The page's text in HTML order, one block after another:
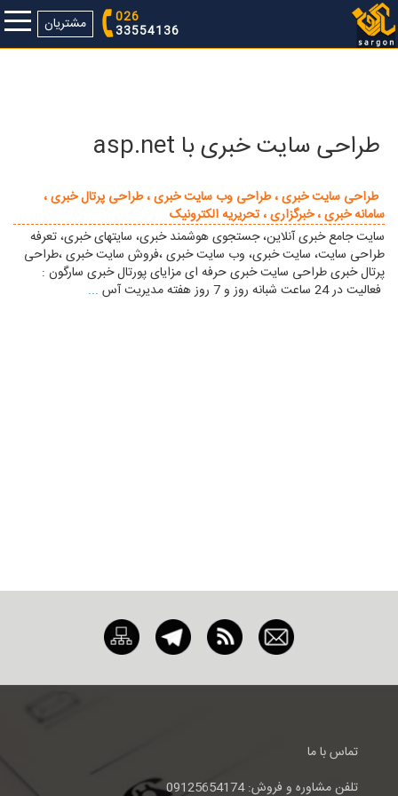
مشتریان 026
33554136
طراحی سایت خبری با asp.net
طراحی سایت خبری ، طراحی وب سایت خبری ، طراحی پرتال خبری ،
سامانه خبری ، خبرگزاری ، تحريريه الکترونيک
سایت جامع خبری آنلاین، جستجوی هوشمند خبری، سایتهای خبری، تعرفه
طراحی سایت، سایت خبری، وب سایت خبری ،فروش سایت خبری ،طراحی
پرتال خبری طراحی سایت خبری حرفه ای مزایای پورتال خبری سارگون :
فعالیت در 24 ساعت شبانه روز و 7 روز هفته مدیریت آس
...
تماس با ما
تلفن مشاوره و فروش: 09125654174